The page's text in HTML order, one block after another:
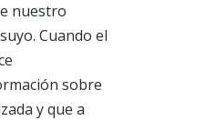
nuestro
Cuando el
sobre
y que a